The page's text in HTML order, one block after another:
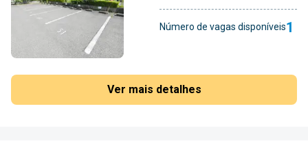
Número de vagas disponíveis1
Ver mais detalhes